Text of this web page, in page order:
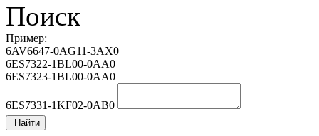
Поиск
Пример:
6AV6647-0AG11-3AX0
6ES7322-1BL00-0AA0
6ES7323-1BL00-0AA0
6ES7331-1KF02-0AB0
Найти